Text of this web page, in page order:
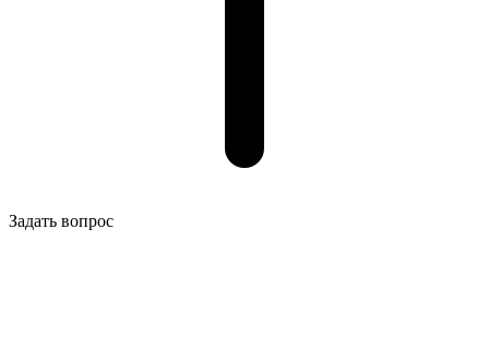
Задать вопрос